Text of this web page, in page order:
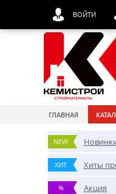
ГЛАВНАЯ
NEW
ХИТ Хиты
% Акция
ВОЙТИ